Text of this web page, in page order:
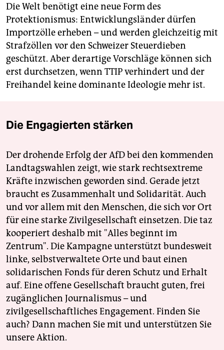
Die Welt benötigt eine neue Form des
Protektionismus: Entwicklungsländer dürfen
Importzölle erheben – und werden gleichzeitig mit
Strafzöllen vor den Schweizer Steuerdieben
geschützt. Aber derartige Vorschläge können sich
erst durchsetzen, wenn TTIP verhindert und der
Freihandel keine dominante Ideologie mehr ist.
Die Engagierten stärken
Der drohende Erfolg der AfD bei den kommenden
Landtagswahlen zeigt, wie stark rechtsextreme
Kräfte inzwischen geworden sind. Gerade jetzt
braucht es Zusammenhalt und Solidarität. Auch
und vor allem mit den Menschen, die sich vor Ort
für eine starke Zivilgesellschaft einsetzen. Die taz
kooperiert deshalb mit "Alles beginnt im
Zentrum". Die Kampagne unterstützt bundesweit
linke, selbstverwaltete Orte und baut einen
solidarischen Fonds für deren Schutz und Erhalt
auf. Eine offene Gesellschaft braucht guten, frei
zugänglichen Journalismus – und
zivilgesellschaftliches Engagement. Finden Sie
auch? Dann machen Sie mit und unterstützen Sie
unsere Aktion.